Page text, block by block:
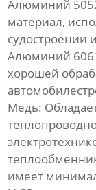
Алюминий
материал,
судостроении
Алюминий
хорошей
Медь:
имеет